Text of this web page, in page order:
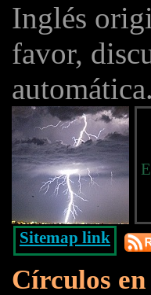
Inglés
favor,
automática.
Sitemap link
Círculos